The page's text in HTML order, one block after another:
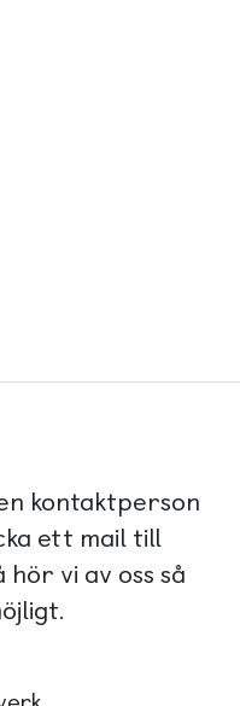
kontaktperson
ett mail till
hör vi av oss så